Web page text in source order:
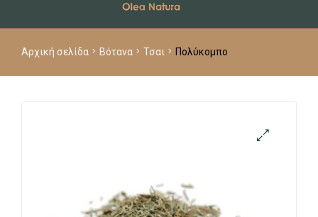
Αρχική σελίδα Βότανα Τσαι Πολύκομπο